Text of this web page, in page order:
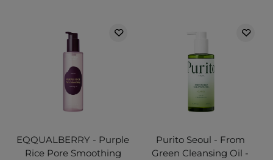
EQQUALBERRY - Purple
Rice Pore Smoothing
Purito Seoul - From
Green Cleansing Oil -